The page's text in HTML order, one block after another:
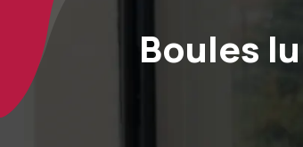
Boules